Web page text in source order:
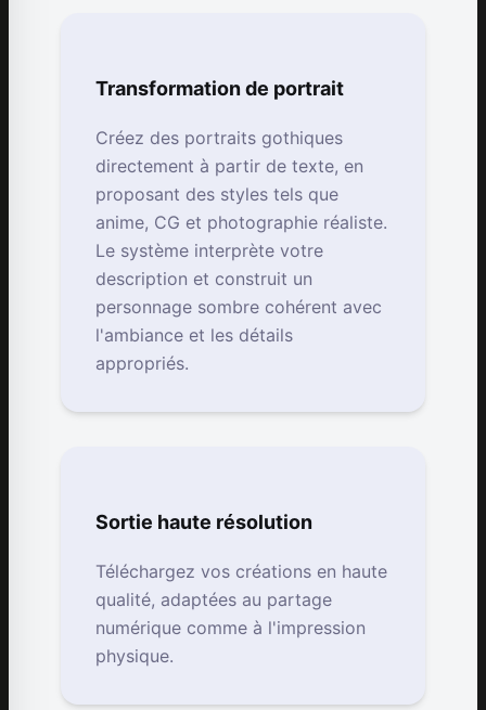
Transformation de portrait
Créez des portraits gothiques
directement à partir de texte, en
proposant des styles tels que
anime, CG et photographie réaliste.
Le système interprète votre
description et construit un
personnage sombre cohérent avec
l'ambiance et les détails
appropriés.
Sortie haute résolution
Téléchargez vos créations en haute
qualité, adaptées au partage
numérique comme à l'impression
physique.